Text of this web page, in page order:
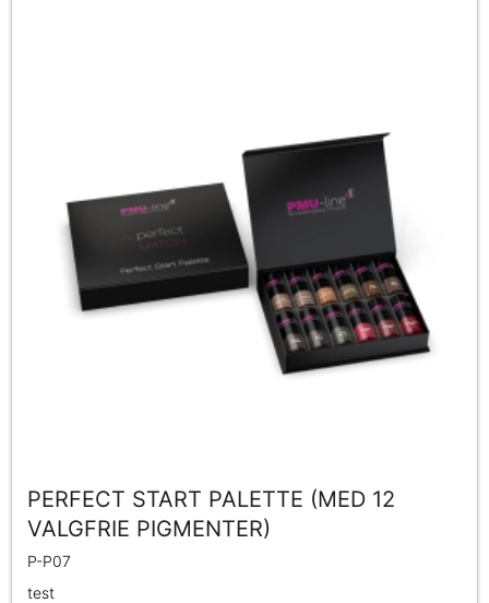
PERFECT START PALETTE (MED 12
VALGFRIE PIGMENTER)
P-P07
test